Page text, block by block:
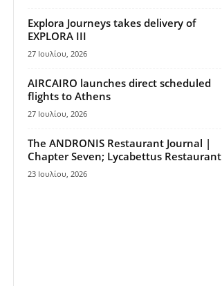
Explora Journeys takes delivery of
EXPLORA III
27 Ιουλίου, 2026
AIRCAIRO launches direct scheduled
flights to Athens
27 Ιουλίου, 2026
The ANDRONIS Restaurant Journal |
Chapter Seven; Lycabettus Restaurant
23 Ιουλίου, 2026